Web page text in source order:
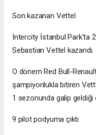
Son kazanan Vettel
Intercity İstanbul Park'ta
Sebastian Vettel kazandı.
O dönem Red Bull-Renault
şampiyonlukla bitiren
1 sezonunda galip geldiği
9 pilot podyuma çıktı